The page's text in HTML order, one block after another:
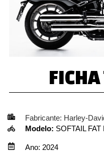
Fabricante: Harley-
Modelo: SOFTAIL FAT
Ano: 2024